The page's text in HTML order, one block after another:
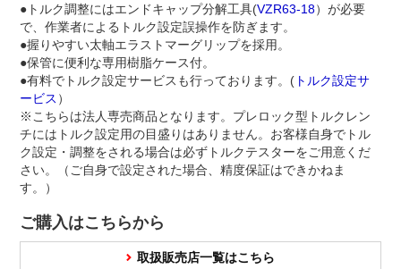
●トルク調整にはエンドキャップ分解工具(VZR63-18）が必要
で、作業者によるトルク設定誤操作を防ぎます。
●握りやすい太軸エラストマーグリップを採用。
●保管に便利な専用樹脂ケース付。
●有料でトルク設定サービスも行っております。( トルク設定サ
ービス ）
※こちらは法人専売商品となります。プレロック型トルクレン
チにはトルク設定用の目盛りはありません。お客様自身でトル
ク設定・調整をされる場合は必ずトルクテスターをご用意くだ
さい。（ご自身で設定された場合、精度保証はできかねま
す。）
ご購入はこちらから
取扱販売店一覧はこちら